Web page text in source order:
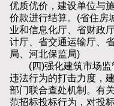
优质优价，建设单位与
价款进行结算。(省住房
业和信息化厅、省财政
计厅、省交通运输厅、
局、河北保监局)
(四)强化建筑市场监
违法行为的打击力度，
部门联合查处机制。有
范招标投标行为，对投